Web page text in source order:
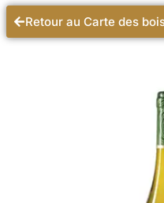
Retour au Carte des